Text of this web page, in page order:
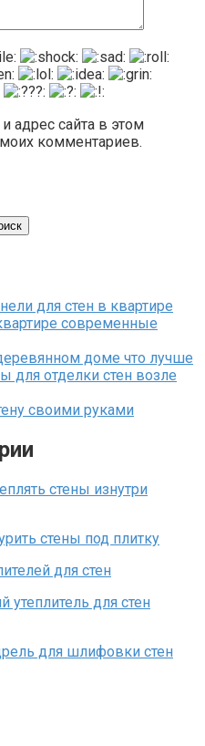
адрес сайта в этом
комментариев.
для стен в квартире
современные
доме что лучше
для отделки стен возле
своими руками
стены изнутри
стены под плитку
для стен
утеплитель для стен
для шлифовки стен